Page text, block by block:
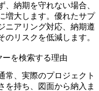
納期を守れない場合、
増大します。優れたサプ
ニアリング対応、納期遵
リスクを低減します。
を検索する理由
常、実際のプロジェクト
を持ち、図面から納入ま